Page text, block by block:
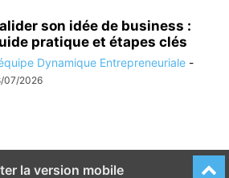
son idée de business :
pratique et étapes clés
Dynamique Entrepreneuriale -
07/2026
la version mobile